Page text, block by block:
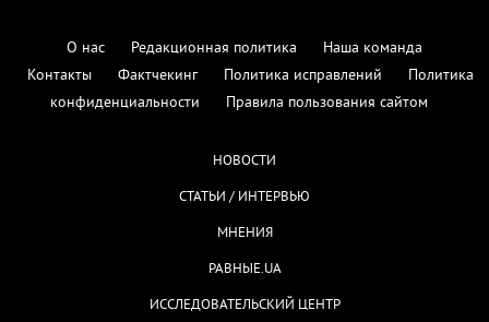
О нас Редакционная политика
Наша команда
Контакты
Фактчекинг Политика исправлений
Политика
конфиденциальности
Правила пользования сайтом
НОВОСТИ
СТАТЬИ / ИНТЕРВЬЮ
МНЕНИЯ
РАВНЫЕ.UA
ИССЛЕДОВАТЕЛЬСКИЙ ЦЕНТР